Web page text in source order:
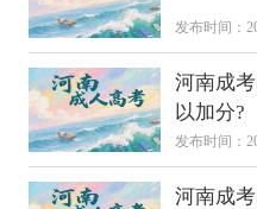
发布时间：
河南成
以加分?
发布时间：
河南成